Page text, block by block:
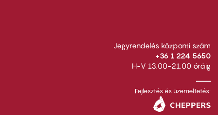
Jegyrendelés központi szám
+36 1 224 5650
H-V 13.00-21.00 óráig
Fejlesztés és üzemeltetés: